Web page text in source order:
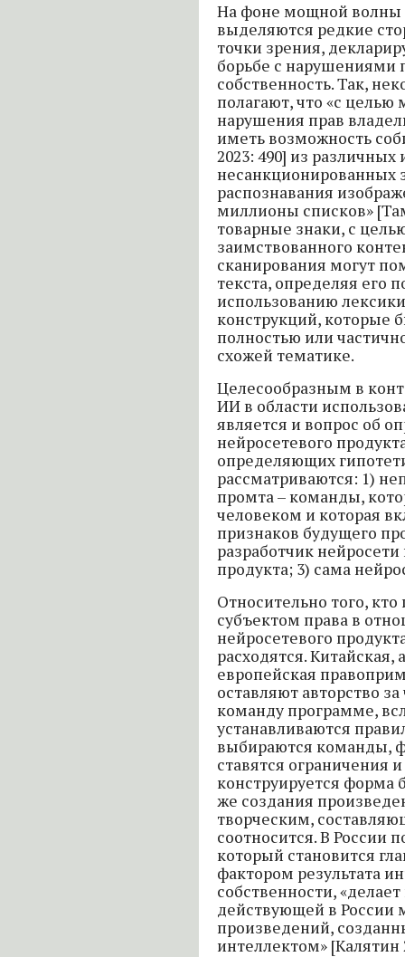
На фоне мощной волны
выделяются редкие
точки зрения,
борьбе с нарушениями
собственность. Так,
полагают, что «с
нарушения прав
иметь возможность
2023: 490] из
несанкционированных
распознавания
миллионы списков»
товарные знаки, с
заимствованного
сканирования могут
текста, определяя его
использованию
конструкций, которые
полностью или
схожей тематике.
Целесообразным в
ИИ в области
является и вопрос об
нейросетевого
определяющих
рассматриваются: 1)
промта – команды,
человеком и которая
признаков будущего
разработчик
продукта; 3) сама
Относительно того, кто
субъектом права в
нейросетевого
расходятся. Китайская,
европейская
оставляют авторство
команду программе,
устанавливаются
выбираются команды,
ставятся ограничения
конструируется форма
же создания
творческим,
соотносится. В России
который становится
фактором результата
собственности,
действующей в России
произведений,
интеллектом» [Калятин